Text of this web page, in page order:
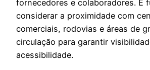
fornecedores e colaboradores. É
considerar a proximidade com
comerciais, rodovias e áreas de
circulação para garantir
acessibilidade.